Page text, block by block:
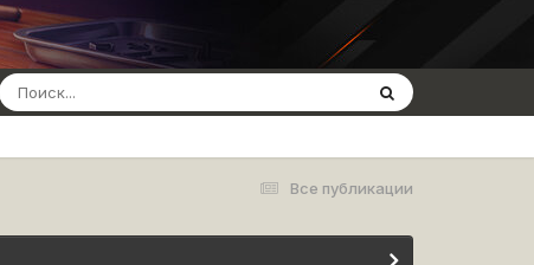
Все публикации